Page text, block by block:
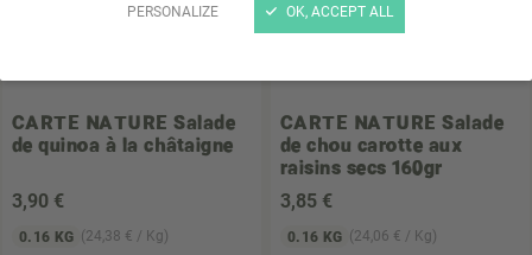
PERSONALIZE OK, ACCEPT ALL
CARTE NATURE Salade
de quinoa à la châtaigne
3,90 €
0.16 KG (24,38 € / Kg)
CARTE NATURE Salade
de chou carotte aux
raisins secs 160gr
3,85 €
0.16 KG (24,06 € / Kg)